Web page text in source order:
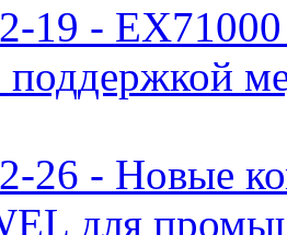
19 -
поддержкой
26 - Новые
для